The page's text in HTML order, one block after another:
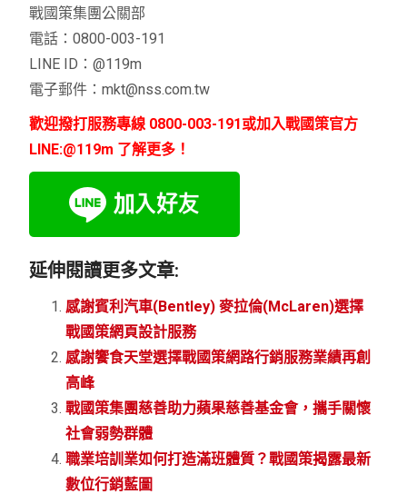
戰國策集團公關部
電話：0800-003-191
LINE ID：@119m
電子郵件：mkt@nss.com.tw
歡迎撥打服務專線 0800-003-191或加入戰國策官方
LINE:@119m 了解更多！
延伸閱讀更多文章:
感謝賓利汽車(Bentley) 麥拉倫(McLaren)選擇
戰國策網頁設計服務
感謝饗食天堂選擇戰國策網路行銷服務業績再創
高峰
戰國策集團慈善助力蘋果慈善基金會，攜手關懷
社會弱勢群體
職業培訓業如何打造滿班體質？戰國策揭露最新
數位行銷藍圖